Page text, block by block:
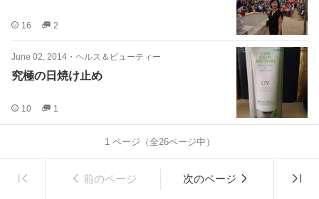
16 2
June 02, 2014 ・ ヘルス＆ビューティー
究極の日焼け止め
10 1
1ページ（全26ページ中）
前のページ 次のページ